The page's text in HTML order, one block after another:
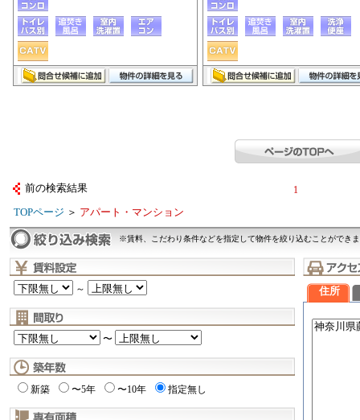
前の検索結果 1
TOPページ ＞ アパート・マンション
※賃料、こだわり条件などを指定して物件を絞り込むことができ
～
〜
新築 〜5年 〜10年 指定無し
住所